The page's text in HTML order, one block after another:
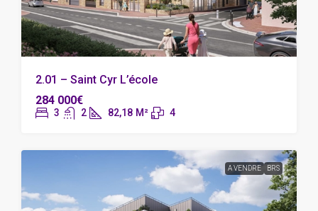
2.01 – Saint Cyr L’école
284 000€
3 2 82,18 M² 4
A VENDRE BRS